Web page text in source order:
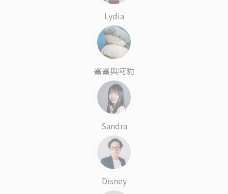
Lydia
鯊鯊與阿豹
Sandra
Disney